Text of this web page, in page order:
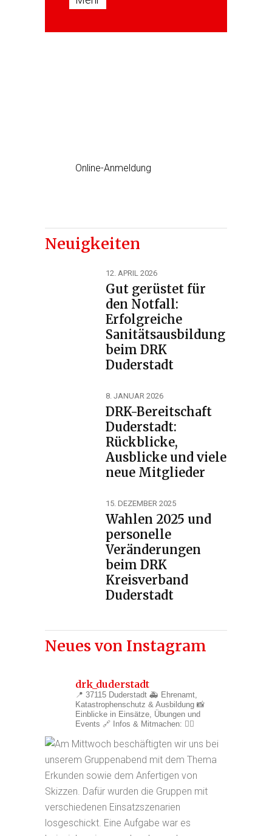
Online-Anmeldung
Neuigkeiten
12. APRIL 2026
Gut gerüstet für
den Notfall:
Erfolgreiche
Sanitätsausbildung
beim DRK
Duderstadt
8. JANUAR 2026
DRK-Bereitschaft
Duderstadt:
Rückblicke,
Ausblicke und viele
neue Mitglieder
15. DEZEMBER 2025
Wahlen 2025 und
personelle
Veränderungen
beim DRK
Kreisverband
Duderstadt
Neues von Instagram
drk_duderstadt
📍 37115 Duderstadt 🚑 Ehrenamt,
Katastrophenschutz & Ausbildung 📸
Einblicke in Einsätze, Übungen und
Events 🔗 Infos & Mitmachen: 👇🏼